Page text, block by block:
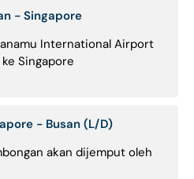
- Singapore
International Airport
Singapore
- Busan (L/D)
akan dijemput oleh